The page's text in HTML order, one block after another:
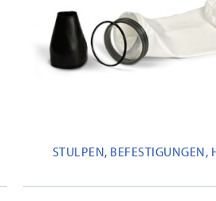
STULPEN, BEFESTIGUNGEN,